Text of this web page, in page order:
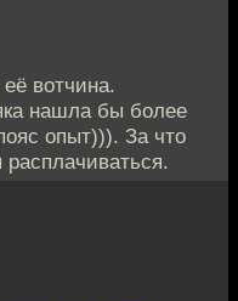
вотчина.
нашла бы более
опыт))). За что